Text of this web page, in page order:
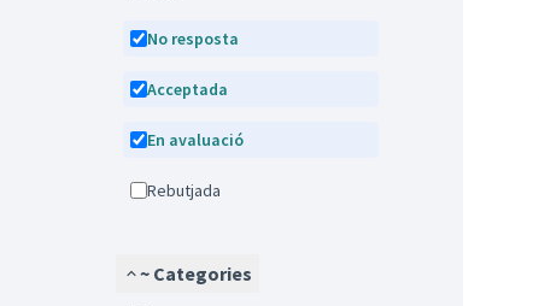
No resposta
Acceptada
En avaluació
Rebutjada
~ Categories